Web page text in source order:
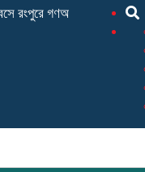
গণঅধিকার পরিষদের